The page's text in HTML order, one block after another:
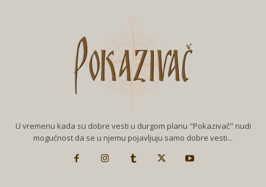
U vremenu kada su dobre vesti u durgom planu "Pokazivač" nudi
mogućnost da se u njemu pojavljuju samo dobre vesti...